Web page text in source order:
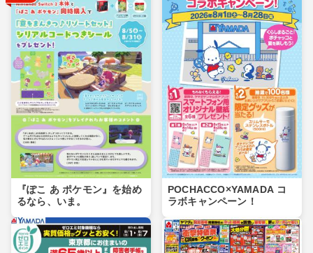
『ぽこ あ ポケモン』を始め
るなら、いま。
POCHACCO×YAMADA コ
ラボキャンペーン！